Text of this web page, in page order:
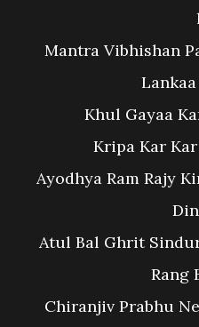
Mantra Vibhishan
Khul Gayaa
Kripa Kar
Ayodhya Ram Rajy
Atul Bal Ghrit
Rang
Chiranjiv Prabhu